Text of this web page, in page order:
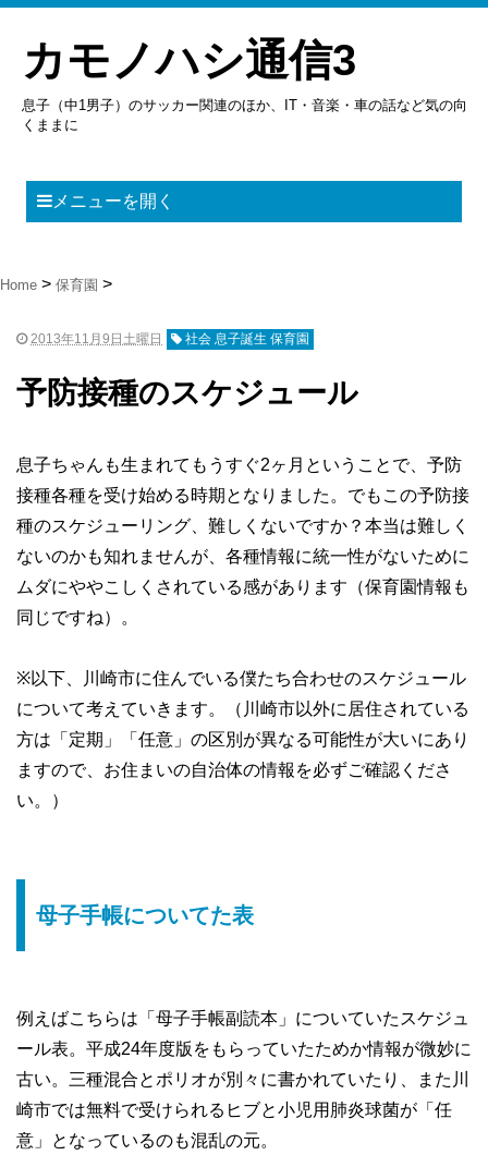
カモノハシ通信3
息子（中1男子）のサッカー関連のほか、IT・音楽・車の話など気の向
くままに
メニューを開く
Home 保育園
2013年11月9日土曜日 社会 息子誕生 保育園
予防接種のスケジュール
息子ちゃんも生まれてもうすぐ2ヶ月ということで、予防
接種各種を受け始める時期となりました。でもこの予防接
種のスケジューリング、難しくないですか？本当は難しく
ないのかも知れませんが、各種情報に統一性がないために
ムダにややこしくされている感があります（保育園情報も
同じですね）。
※以下、川崎市に住んでいる僕たち合わせのスケジュール
について考えていきます。（川崎市以外に居住されている
方は「定期」「任意」の区別が異なる可能性が大いにあり
ますので、お住まいの自治体の情報を必ずご確認くださ
い。）
母子手帳についてた表
例えばこちらは「母子手帳副読本」についていたスケジュ
ール表。平成24年度版をもらっていたためか情報が微妙に
古い。三種混合とポリオが別々に書かれていたり、また川
崎市では無料で受けられるヒブと小児用肺炎球菌が「任
意」となっているのも混乱の元。